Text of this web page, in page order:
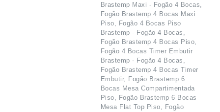
Brastemp Maxi - Fogão 4 Bocas,
Fogão Brastemp 4 Bocas Maxi
Piso, Fogão 4 Bocas Piso
Brastemp - Fogão 4 Bocas,
Fogão Brastemp 4 Bocas Piso,
Fogão 4 Bocas Timer Embutir
Brastemp - Fogão 4 Bocas,
Fogão Brastemp 4 Bocas Timer
Embutir, Fogão Brastemp 6
Bocas Mesa Compartimentada
Piso, Fogão Brastemp 6 Bocas
Mesa Flat Top Piso, Fogão